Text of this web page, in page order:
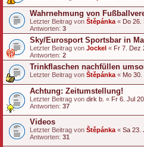
Wahrnehmung von
Letzter Beitrag von Štěpánka « Do 26.
Antworten: 3
Sky/Eurosport Sportsbar in
Letzter Beitrag von Jockel « Fr 7. Dez
Antworten: 2
Trinkflaschen nachfüllen
Letzter Beitrag von Štěpánka « Mo 30.
Achtung: Zeitumstellung!
Letzter Beitrag von dirk b. « Fr 6. Jul
Antworten: 37
Videos
Letzter Beitrag von Štěpánka « Sa 23.
Antworten: 31